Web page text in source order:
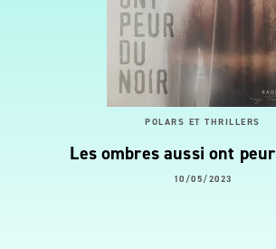
POLARS ET THRILLERS
Les ombres aussi ont
10/05/2023